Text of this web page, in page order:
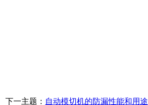
下一主题： 自动模切机的防漏性能和用途